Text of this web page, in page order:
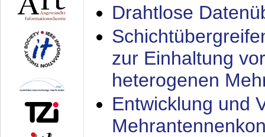
Drahtlose
zur Einhaltung
heterogenen
Entwicklung und